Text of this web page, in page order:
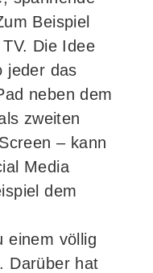
Beispiel
Die Idee
jeder das
neben dem
zweiten
– kann
Media
dem
einem völlig
Darüber hat